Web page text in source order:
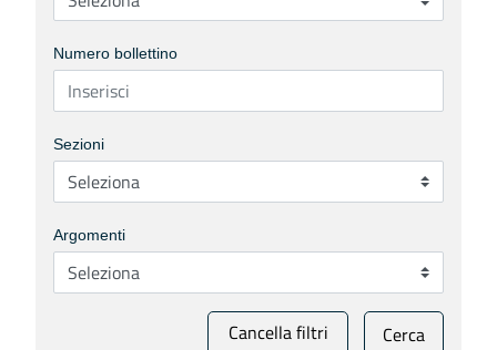
Numero bollettino
Sezioni
Argomenti
Cancella filtri Cerca